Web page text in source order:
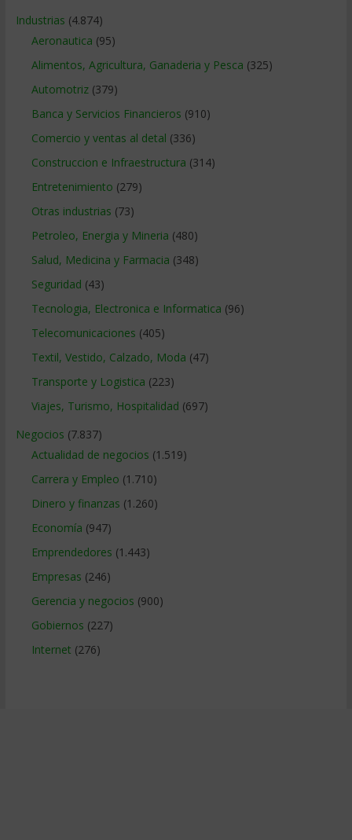
Industrias (4.874)
Aeronautica (95)
Alimentos, Agricultura, Ganaderia y Pesca (325)
Automotriz(379)
Banca y Servicios Financieros (910)
Comercio y ventas al detal (336)
Construccion e Infraestructura (314)
Entretenimiento (279)
Otras industrias (73)
Petroleo, Energia y Mineria (480)
Salud, Medicina y Farmacia (348)
Seguridad (43)
Tecnologia, Electronica e Informatica (96)
Telecomunicaciones (405)
Textil, Vestido, Calzado, Moda (47)
Transporte y Logistica (223)
Viajes, Turismo, Hospitalidad (697)
Negocios (7.837)
Actualidad de negocios (1.519)
Carrera y Empleo (1.710)
Dinero y finanzas (1.260)
Economía (947)
Emprendedores (1.443)
Empresas (246)
Gerencia y negocios (900)
Gobiernos (227)
Internet (276)